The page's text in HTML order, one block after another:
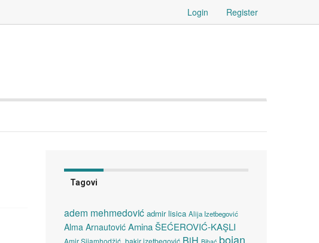
Login Register
Tagovi
adem mehmedović admir lisica Alija Izetbegović
Alma Arnautović Amina ŠEĆEROVIĆ-KAŞLI
Amir Sijamhodžić. bakir izetbegović BiH
bojan